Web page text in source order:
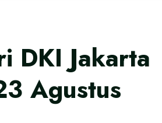
DKI Jakarta
Agustus